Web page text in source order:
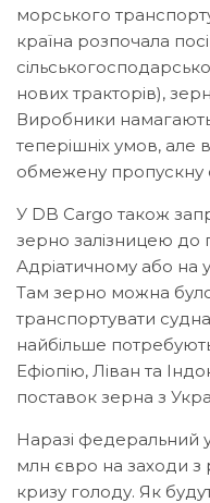
морського
країна розпочала
нових тракторів),
Виробники
теперішніх умов, але
обмежену пропускну
У DB Cargo також
зерно залізницею до
Адріатичному або на
Там зерно можна
транспортувати
найбільше
Ефіопію, Ліван та
поставок зерна з
Наразі федеральний
млн євро на заходи з
кризу голоду. Як